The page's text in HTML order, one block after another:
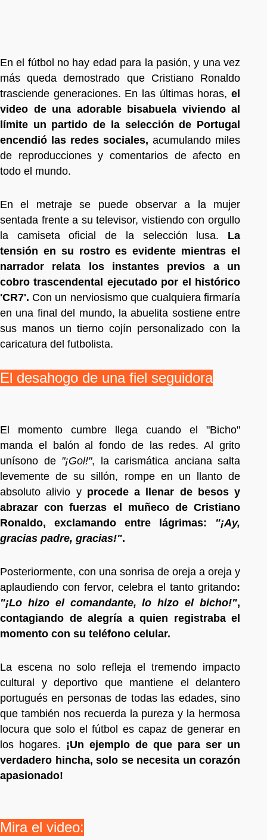
En el fútbol no hay edad para la pasión, y una vez
más queda demostrado que Cristiano Ronaldo
trasciende generaciones. En las últimas horas, el
video de una adorable bisabuela viviendo al
límite un partido de la selección de Portugal
encendió las redes sociales, acumulando miles
de reproducciones y comentarios de afecto en
todo el mundo.
En el metraje se puede observar a la mujer
sentada frente a su televisor, vistiendo con orgullo
la camiseta oficial de la selección lusa. La
tensión en su rostro es evidente mientras el
narrador relata los instantes previos a un
cobro trascendental ejecutado por el histórico
'CR7'. Con un nerviosismo que cualquiera firmaría
en una final del mundo, la abuelita sostiene entre
sus manos un tierno cojín personalizado con la
caricatura del futbolista.
El desahogo de una fiel seguidora
El momento cumbre llega cuando el "Bicho"
manda el balón al fondo de las redes. Al grito
unísono de "¡Gol!", la carismática anciana salta
levemente de su sillón, rompe en un llanto de
absoluto alivio yprocede a llenar de besos y
abrazar con fuerzas el muñeco de Cristiano
Ronaldo, exclamando entre lágrimas: "¡Ay,
gracias padre, gracias!".
Posteriormente, con una sonrisa de oreja a oreja y
aplaudiendo con fervor, celebra el tanto gritando:
"¡Lo hizo el comandante, lo hizo el bicho!",
contagiando de alegría a quien registraba el
momento con su teléfono celular.
La escena no solo refleja el tremendo impacto
cultural y deportivo que mantiene el delantero
portugués en personas de todas las edades, sino
que también nos recuerda la pureza y la hermosa
locura que solo el fútbol es capaz de generar en
los hogares. ¡Un ejemplo de que para ser un
verdadero hincha, solo se necesita un corazón
apasionado!
Mira el video: